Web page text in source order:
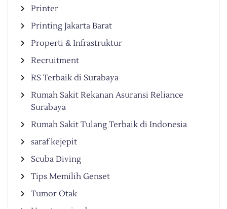
Printer
Printing Jakarta Barat
Properti & Infrastruktur
Recruitment
RS Terbaik di Surabaya
Rumah Sakit Rekanan Asuransi Reliance
Surabaya
Rumah Sakit Tulang Terbaik di Indonesia
saraf kejepit
Scuba Diving
Tips Memilih Genset
Tumor Otak